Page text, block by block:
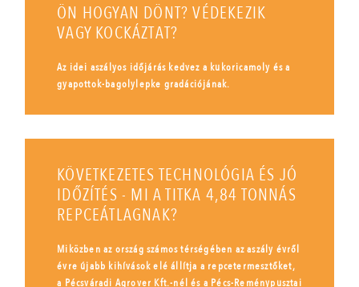
ÖN HOGYAN DÖNT? VÉDEKEZIK
VAGY KOCKÁZTAT?
Az idei aszályos időjárás kedvez a kukoricamoly és a
gyapottok-bagolylepke gradációjának.
KÖVETKEZETES TECHNOLÓGIA ÉS JÓ
IDŐZÍTÉS - MI A TITKA 4,84 TONNÁS
REPCEÁTLAGNAK?
Miközben az ország számos térségében az aszály évről
évre újabb kihívások elé állítja a repcetermesztőket,
a Pécsváradi Agrover Kft.-nél és a Pécs-Reménypusztai